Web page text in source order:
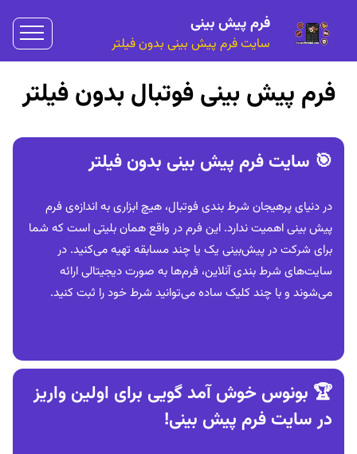
فرم پیش بینی
سایت فرم پیش بینی بدون فیلتر
فرم پیش بینی فوتبال بدون فیلتر
🎯 سایت فرم پیش بینی بدون فیلتر
در دنیای پرهیجان شرط بندی فوتبال، هیچ ابزاری به اندازه‌ی فرم
پیش بینی اهمیت ندارد. این فرم در واقع همان بلیتی است که شما
برای شرکت در پیش‌بینی یک یا چند مسابقه تهیه می‌کنید. در
سایت‌های شرط بندی آنلاین، فرم‌ها به صورت دیجیتالی ارائه
می‌شوند و با چند کلیک ساده می‌توانید شرط خود را ثبت کنید.
🏆 بونوس خوش‌ آمد گویی برای اولین واریز
در سایت فرم پیش بینی!